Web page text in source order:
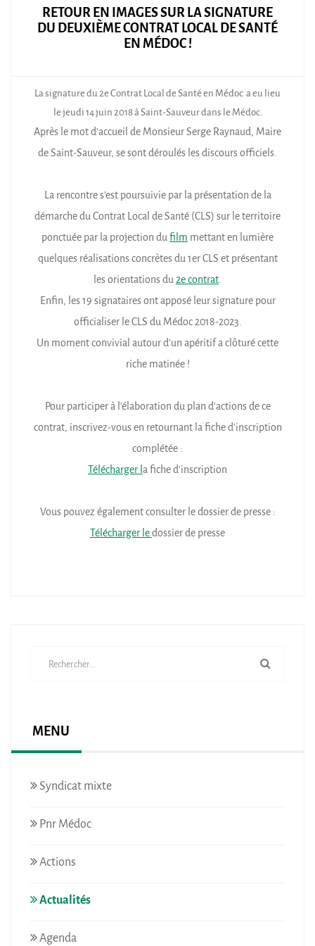
RETOUR EN IMAGES SUR LA SIGNATURE
DU DEUXIÈME CONTRAT LOCAL DE SANTÉ
EN MÉDOC !
La signature du 2e Contrat Local de Santé en Médoc a eu lieu
le jeudi 14 juin 2018 à Saint-Sauveur dans le Médoc.
Après le mot d’accueil de Monsieur Serge Raynaud, Maire
de Saint-Sauveur, se sont déroulés les discours officiels.
La rencontre s’est poursuivie par la présentation de la
démarche du Contrat Local de Santé (CLS) sur le territoire
ponctuée par la projection dufilm mettant en lumière
quelques réalisations concrètes du 1er CLS et présentant
les orientations du2e contrat.
Enfin, les 19 signataires ont apposé leur signature pour
officialiser le CLS du Médoc 2018-2023.
Un moment convivial autour d’un apéritif a clôturé cette
riche matinée !
Pour participer à l'élaboration du plan d'actions de ce
contrat, inscrivez-vous en retournant la fiche d'inscription
complétée :
Télécharger la fiche d'inscription
Vous pouvez également consulter le dossier de presse :
Télécharger ledossier de presse
MENU
Syndicat mixte
Pnr Médoc
Actions
Actualités
Agenda